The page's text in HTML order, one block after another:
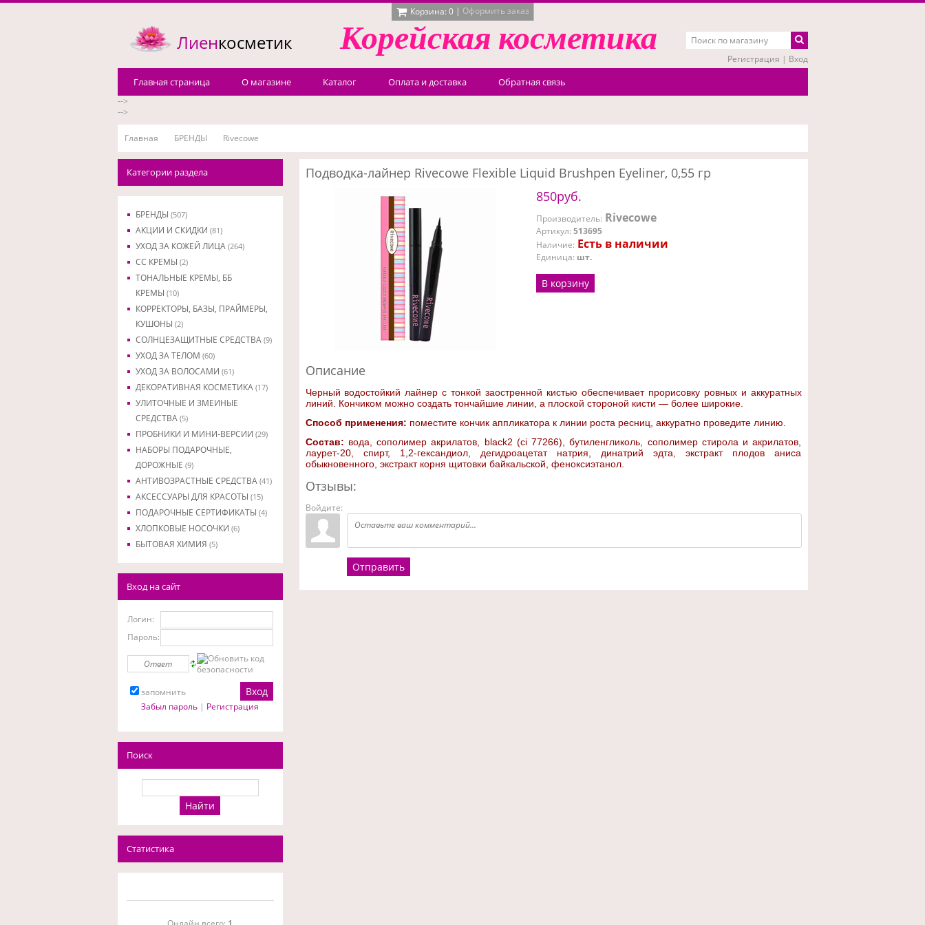
Корзина: 0| Оформить заказ
Лиенкосметик Корейская косметика
Главная страница О магазине Каталог Оплата и доставка Обратная связь
Регистрация | Вход
-->
-->
Главная БРЕНДЫ Rivecowe
Подводка-лайнер Rivecowe Flexible Liquid Brushpen Eyeliner, 0,55 гр
850руб.
Производитель: Rivecowe
Артикул: 513695
Наличие: Есть в наличии
Единица: шт.
В корзину
Описание
Черный водостойкий лайнер с тонкой заостренной кистью обеспечивает прорисовку ровных и аккуратных
линий. Кончиком можно создать тончайшие линии, а плоской стороной кисти — более широкие.
Способ применения: поместите кончик аппликатора к линии роста ресниц, аккуратно проведите линию.
Состав: вода, сополимер акрилатов, black2 (ci 77266), бутиленгликоль, сополимер стирола и акрилатов,
лаурет-20, спирт, 1,2-гександиол, дегидроацетат натрия, динатрий эдта, экстракт плодов аниса
обыкновенного, экстракт корня щитовки байкальской, феноксиэтанол.
Отзывы:
Войдите:
Отправить
Категории раздела
БРЕНДЫ (507)
АКЦИИ И СКИДКИ (81)
УХОД ЗА КОЖЕЙ ЛИЦА (264)
CC КРЕМЫ (2)
ТОНАЛЬНЫЕ КРЕМЫ, ББ
КРЕМЫ (10)
КОРРЕКТОРЫ, БАЗЫ, ПРАЙМЕРЫ,
КУШОНЫ (2)
СОЛНЦЕЗАЩИТНЫЕ СРЕДСТВА (9)
УХОД ЗА ТЕЛОМ (60)
УХОД ЗА ВОЛОСАМИ (61)
ДЕКОРАТИВНАЯ КОСМЕТИКА (17)
УЛИТОЧНЫЕ И ЗМЕИНЫЕ
СРЕДСТВА (5)
ПРОБНИКИ И МИНИ-ВЕРСИИ (29)
НАБОРЫ ПОДАРОЧНЫЕ,
ДОРОЖНЫЕ (9)
АНТИВОЗРАСТНЫЕ СРЕДСТВА (41)
АКСЕССУАРЫ ДЛЯ КРАСОТЫ (15)
ПОДАРОЧНЫЕ СЕРТИФИКАТЫ (4)
ХЛОПКОВЫЕ НОСОЧКИ (6)
БЫТОВАЯ ХИМИЯ (5)
Вход на сайт
Логин:
Пароль:
запомнить
Забыл пароль | Регистрация
Поиск
Статистика